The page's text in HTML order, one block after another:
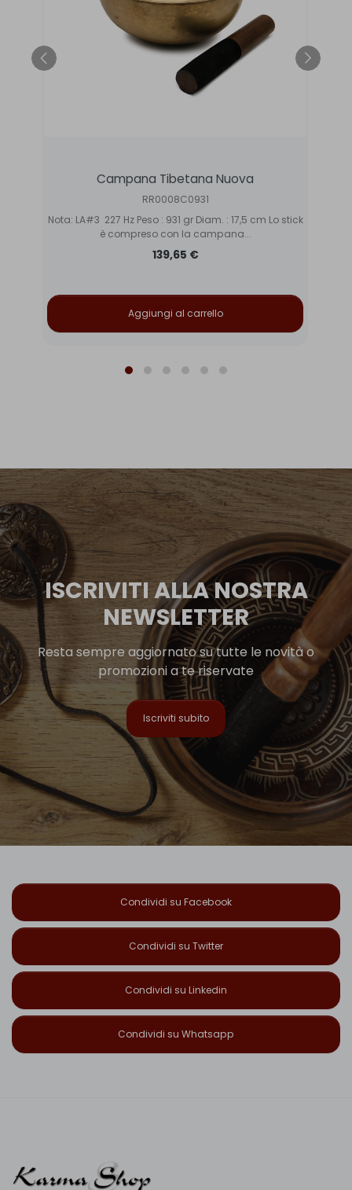
Campana Tibetana Nuova
RR0008C0931
Nota: LA#3 227 Hz Peso : 931 gr Diam. : 17,5 cm Lo stick
è compreso con la campana...
139,65 €
Aggiungi al carrello
ISCRIVITI ALLA NOSTRA
NEWSLETTER
Resta sempre aggiornato su tutte le novità o
promozioni a te riservate
Iscriviti subito
Condividi su Facebook
Condividi su Twitter
Condividi su Linkedin
Condividi su Whatsapp